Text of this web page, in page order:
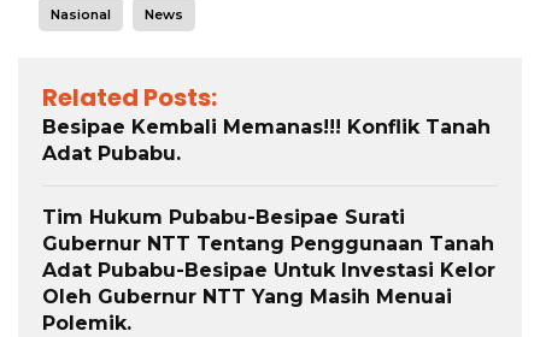
Nasional News
Related Posts:
Besipae Kembali Memanas!!! Konflik Tanah
Adat Pubabu.
Tim Hukum Pubabu-Besipae Surati
Gubernur NTT Tentang Penggunaan Tanah
Adat Pubabu-Besipae Untuk Investasi Kelor
Oleh Gubernur NTT Yang Masih Menuai
Polemik.